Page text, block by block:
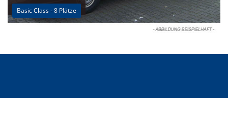
Basic Class - 8 Plätze